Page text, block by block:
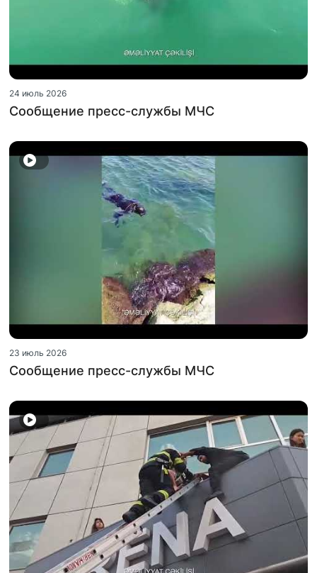
24 июль 2026
Сообщение пресс-службы МЧС
23 июль 2026
Сообщение пресс-службы МЧС